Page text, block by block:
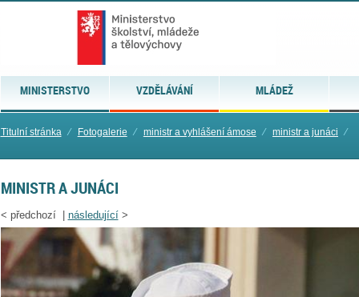
MINISTERSTVO VZDĚLÁVÁNÍ MLÁDEŽ
Titulní stránka ⁄ Fotogalerie ⁄ ministr a vyhlášení ámose ⁄ ministr a junáci ⁄
MINISTR A JUNÁCI
< předchozí | následující>